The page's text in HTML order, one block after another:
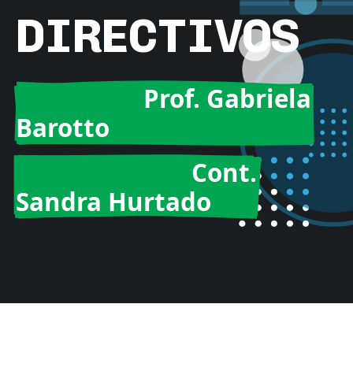
DIRECTIVOS
Prof. Gabriela
Barotto
Cont.
Sandra Hurtado